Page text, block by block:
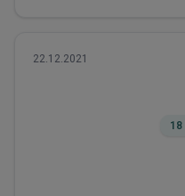
22.12.2021